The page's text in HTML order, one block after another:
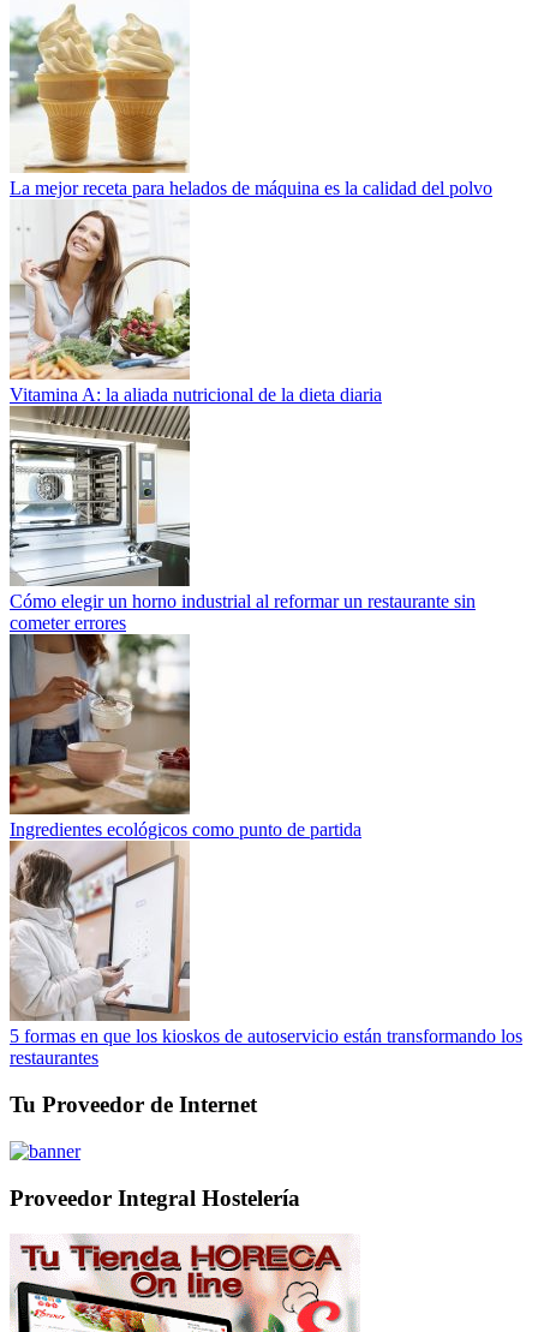
La mejor receta para helados de máquina es la calidad del polvo
Vitamina A: la aliada nutricional de la dieta diaria
Cómo elegir un horno industrial al reformar un restaurante sin
cometer errores
Ingredientes ecológicos como punto de partida
5 formas en que los kioskos de autoservicio están transformando los
restaurantes
Tu Proveedor de Internet
Proveedor Integral Hostelería